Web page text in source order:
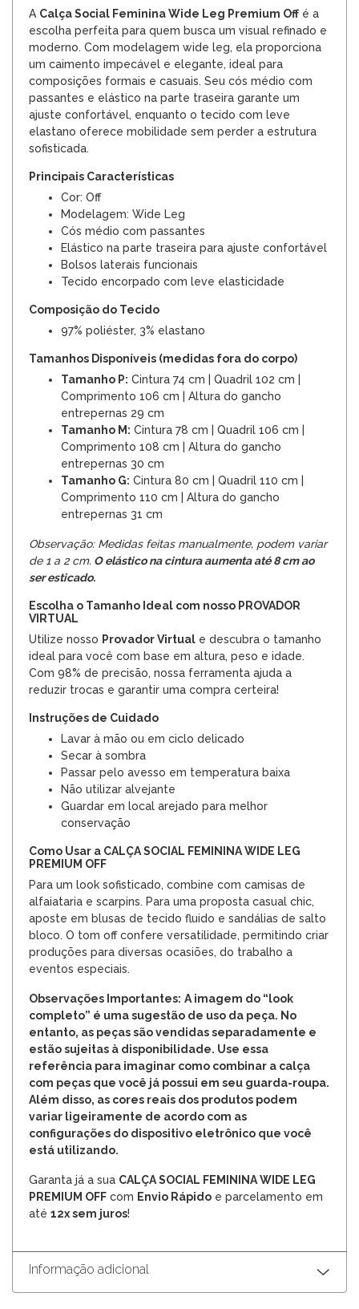
A Calça Social Feminina Wide Leg Premium Off é a
escolha perfeita para quem busca um visual refinado e
moderno. Com modelagem wide leg, ela proporciona
um caimento impecável e elegante, ideal para
composições formais e casuais. Seu cós médio com
passantes e elástico na parte traseira garante um
ajuste confortável, enquanto o tecido com leve
elastano oferece mobilidade sem perder a estrutura
sofisticada.
Principais Características
Cor: Off
Modelagem: Wide Leg
Cós médio com passantes
Elástico na parte traseira para ajuste confortável
Bolsos laterais funcionais
Tecido encorpado com leve elasticidade
Composição do Tecido
97% poliéster, 3% elastano
Tamanhos Disponíveis (medidas fora do corpo)
Tamanho P: Cintura 74 cm | Quadril 102 cm |
Comprimento 106 cm | Altura do gancho
entrepernas 29 cm
Tamanho M: Cintura 78 cm | Quadril 106 cm |
Comprimento 108 cm | Altura do gancho
entrepernas 30 cm
Tamanho G: Cintura 80 cm | Quadril 110 cm |
Comprimento 110 cm | Altura do gancho
entrepernas 31 cm
Observação: Medidas feitas manualmente, podem variar
de 1 a 2 cm. O elástico na cintura aumenta até 8 cm ao
ser esticado.
Escolha o Tamanho Ideal com nosso PROVADOR
VIRTUAL
Utilize nosso Provador Virtual e descubra o tamanho
ideal para você com base em altura, peso e idade.
Com 98% de precisão, nossa ferramenta ajuda a
reduzir trocas e garantir uma compra certeira!
Instruções de Cuidado
Lavar à mão ou em ciclo delicado
Secar à sombra
Passar pelo avesso em temperatura baixa
Não utilizar alvejante
Guardar em local arejado para melhor
conservação
Como Usar a CALÇA SOCIAL FEMININA WIDE LEG
PREMIUM OFF
Para um look sofisticado, combine com camisas de
alfaiataria e scarpins. Para uma proposta casual chic,
aposte em blusas de tecido fluido e sandálias de salto
bloco. O tom off confere versatilidade, permitindo criar
produções para diversas ocasiões, do trabalho a
eventos especiais.
Observações Importantes: A imagem do “look
completo” é uma sugestão de uso da peça. No
entanto, as peças são vendidas separadamente e
estão sujeitas à disponibilidade. Use essa
referência para imaginar como combinar a calça
com peças que você já possui em seu guarda-roupa.
Além disso, as cores reais dos produtos podem
variar ligeiramente de acordo com as
configurações do dispositivo eletrônico que você
está utilizando.
Garanta já a sua CALÇA SOCIAL FEMININA WIDE LEG
PREMIUM OFF com Envio Rápido e parcelamento em
até 12x sem juros!
Informação adicional